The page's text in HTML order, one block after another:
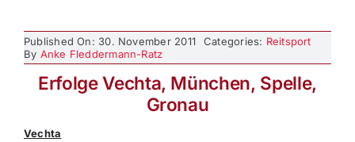
Published On: 30. November 2011 Categories: Reitsport
By Anke Fleddermann-Ratz
Erfolge Vechta, München, Spelle,
Gronau
Vechta